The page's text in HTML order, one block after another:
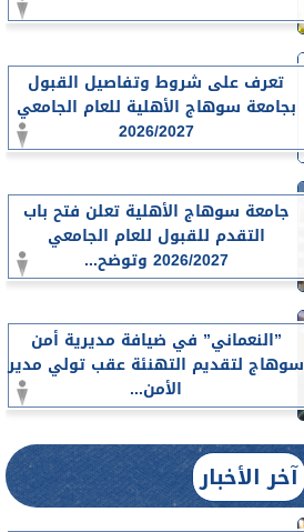
تعرف على شروط وتفاصيل القبول
بجامعة سوهاج الأهلية للعام الجامعي
2026/2027
جامعة سوهاج الأهلية تعلن فتح باب
التقدم للقبول للعام الجامعي
2026/2027 وتوضح...
”النعماني” في ضيافة مديرية أمن
سوهاج لتقديم التهنئة عقب تولي مدير
الأمن...
آخر الأخبار